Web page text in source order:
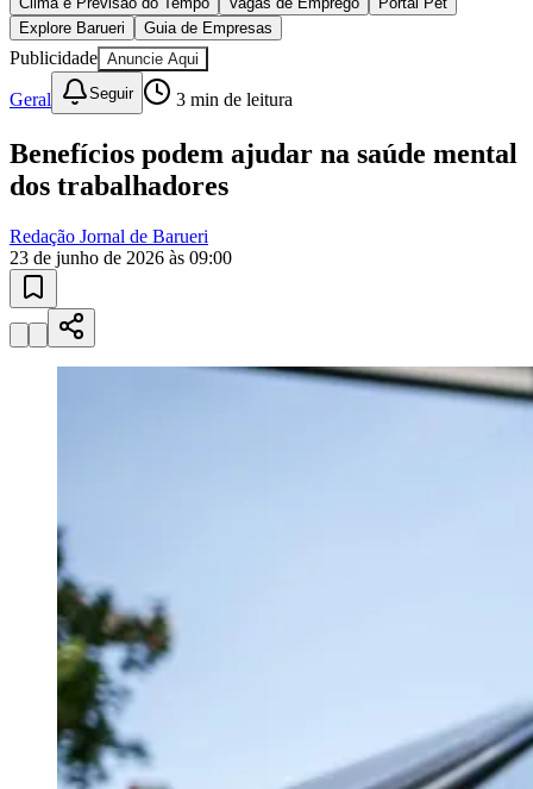
Athletico-PR
10 anos de JBnovo portal confira as novidades
Esportes ao Vivo
atualizadas
Paulistão, Brasileirão, Champions League e mais. Placar em tempo
Clima e Previsão do Tempo
Explore Barueri
Publicidade
Seguir
Benefícios podem ajudar na saúde mental
dos trabalhadores
Redação Jornal de Barueri
23 de junho de 2026 às 09:00